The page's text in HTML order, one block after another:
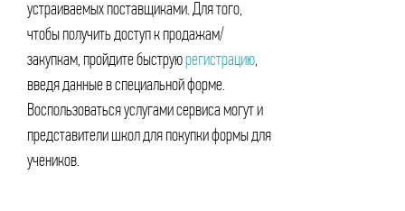
устраиваемых поставщиками. Для того,
чтобы получить доступ к продажам/
закупкам, пройдите быструюрегистрацию,
введя данные в специальной форме.
Воспользоваться услугами сервиса могут и
представители школ для покупки формы для
учеников.